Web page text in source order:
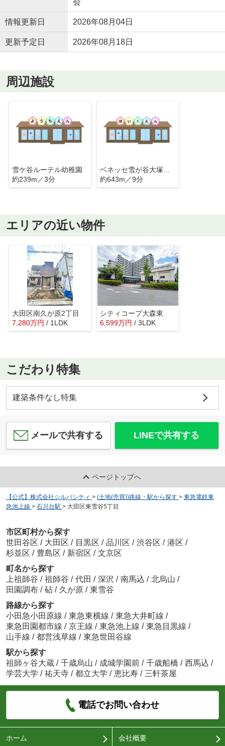
会
情報更新日 2026年08月04日
更新予定日 2026年08月18日
周辺施設
雪ケ谷ルーテル幼稚園
約239m／3分
約643m／9分
エリアの近い物件
大田区南久が原2丁目
7,280万円 / 1LDK
シティコープ大森東
6,599万円 / 3LDK
こだわり特集
建築条件なし特集
メールで共有する LINEで共有する
ページトップへ
【公式】株式会社シルバシティ > (土地(売買))路線・駅から探す > 東急電鉄東
急池上線 > 石川台駅 > 大田区東雪谷5丁目
市区町村から探す
世田谷区 / 大田区 / 目黒区 / 品川区 / 渋谷区 / 港区 /
杉並区 / 豊島区 / 新宿区 / 文京区
町名から探す
上祖師谷 / 祖師谷 / 代田 / 深沢 / 南馬込 / 北烏山 /
田園調布 / 砧 / 久が原 / 東雪谷
路線から探す
小田急小田原線 / 東急東横線 / 東急大井町線 /
東急田園都市線 / 京王線 / 東急池上線 / 東急目黒線 /
山手線 / 都営浅草線 / 東急世田谷線
駅から探す
祖師ヶ谷大蔵 / 千歳烏山 / 成城学園前 / 千歳船橋 / 西馬込 /
学芸大学 / 祐天寺 / 都立大学 / 恵比寿 / 三軒茶屋
電話でお問い合わせ
ホーム 会社概要